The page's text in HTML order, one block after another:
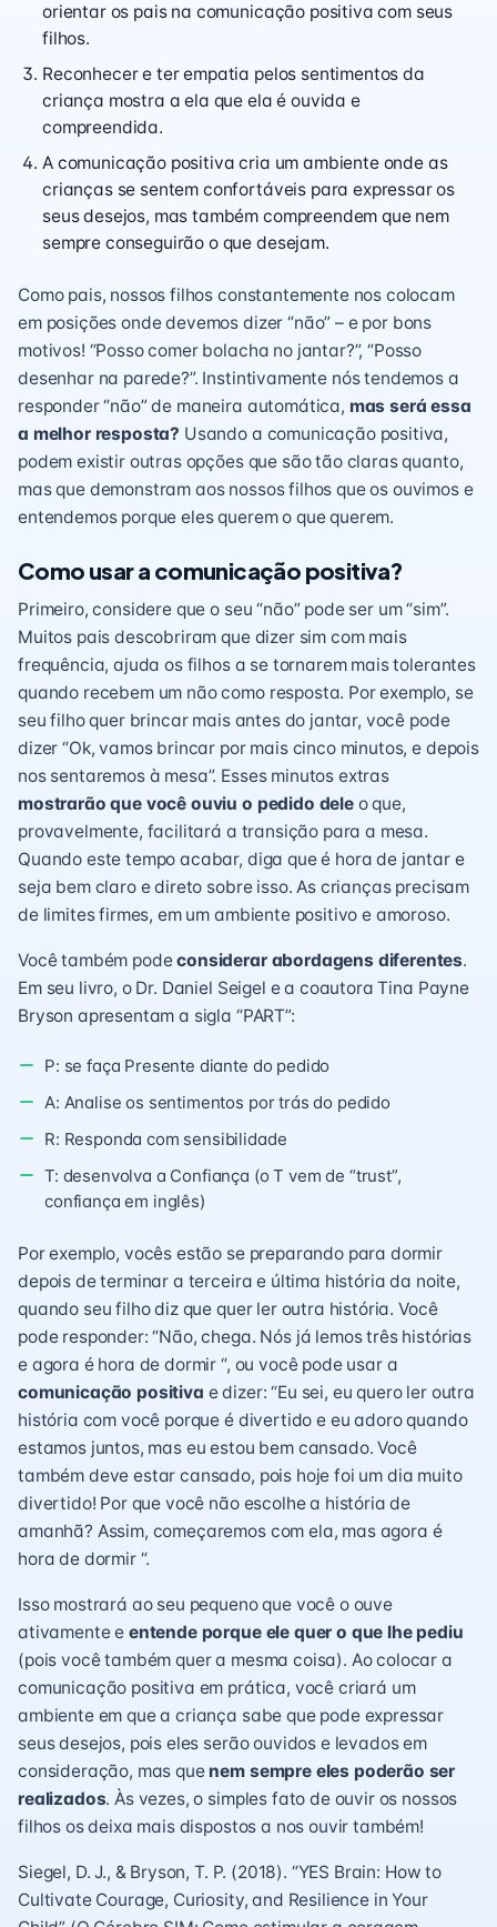
orientar os pais na comunicação positiva com seus
filhos.
Reconhecer e ter empatia pelos sentimentos da
criança mostra a ela que ela é ouvida e
compreendida.
A comunicação positiva cria um ambiente onde as
crianças se sentem confortáveis ​​para expressar os
seus desejos, mas também compreendem que nem
sempre conseguirão o que desejam.
Como pais, nossos filhos constantemente nos colocam
em posições onde devemos dizer “não” – e por bons
motivos! “Posso comer bolacha no jantar?”, “Posso
desenhar na parede?”. Instintivamente nós tendemos a
responder “não” de maneira automática, mas será essa
a melhor resposta? Usando a comunicação positiva,
podem existir outras opções que são tão claras quanto,
mas que demonstram aos nossos filhos que os ouvimos e
entendemos porque eles querem o que querem.
Como usar a comunicação positiva?
Primeiro, considere que o seu “não” pode ser um “sim”.
Muitos pais descobriram que dizer sim com mais
frequência, ajuda os filhos a se tornarem mais tolerantes
quando recebem um não como resposta. Por exemplo, se
seu filho quer brincar mais antes do jantar, você pode
dizer “Ok, vamos brincar por mais cinco minutos, e depois
nos sentaremos à mesa”. Esses minutos extras
mostrarão que você ouviu o pedido deleo que,
provavelmente, facilitará a transição para a mesa.
Quando este tempo acabar, diga que é hora de jantar e
seja bem claro e direto sobre isso. As crianças precisam
de limites firmes, em um ambiente positivo e amoroso.
Você também podeconsiderar abordagens diferentes.
Em seu livro, o Dr. Daniel Seigel e a coautora Tina Payne
Bryson apresentam a sigla “PART”:
P: se faça Presente diante do pedido
A: Analise os sentimentos por trás do pedido
R: Responda com sensibilidade
T: desenvolva a Confiança (o T vem de “trust”,
confiança em inglês)
Por exemplo, vocês estão se preparando para dormir
depois de terminar a terceira e última história da noite,
quando seu filho diz que quer ler outra história. Você
pode responder: “Não, chega. Nós já lemos três histórias
e agora é hora de dormir “, ou você pode usar a
comunicação positiva e dizer: “Eu sei, eu quero ler outra
história com você porque é divertido e eu adoro quando
estamos juntos, mas eu estou bem cansado. Você
também deve estar cansado, pois hoje foi um dia muito
divertido! Por que você não escolhe a história de
amanhã? Assim, começaremos com ela, mas agora é
hora de dormir “.
Isso mostrará ao seu pequeno que você o ouve
ativamente e entende porque ele quer o que lhe pediu
(pois você também quer a mesma coisa). Ao colocar a
comunicação positiva em prática, você criará um
ambiente em que a criança sabe que pode expressar
seus desejos, pois eles serão ouvidos e levados em
consideração, mas que nem sempre eles poderão ser
realizados. Às vezes, o simples fato de ouvir os nossos
filhos os deixa mais dispostos a nos ouvir também!
Siegel, D. J., & Bryson, T. P. (2018). “YES Brain: How to
Cultivate Courage, Curiosity, and Resilience in Your